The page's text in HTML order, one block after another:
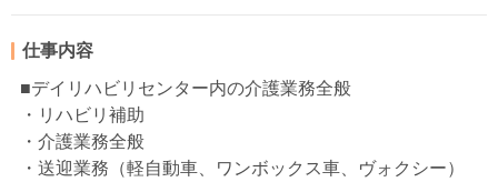
仕事内容
■デイリハビリセンター内の介護業務全般
・リハビリ補助
・介護業務全般
・送迎業務（軽自動車、ワンボックス車、ヴォクシー）